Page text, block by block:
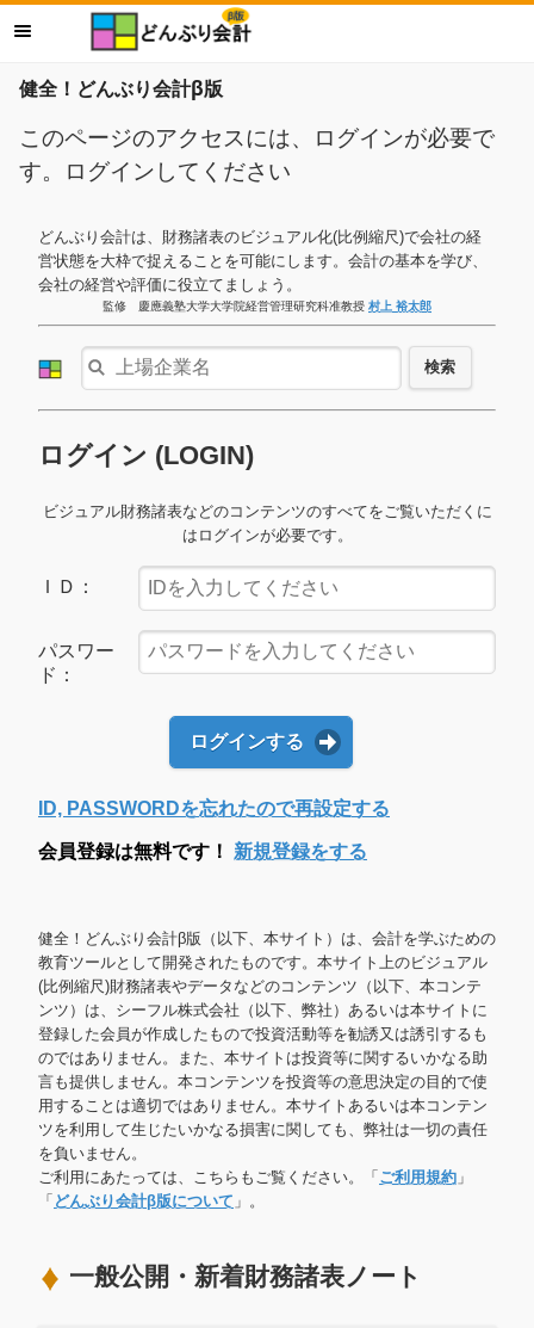
健全！どんぶり会計β版
このページのアクセスには、ログインが必要で
す。ログインしてください
どんぶり会計は、財務諸表のビジュアル化(比例縮尺)で会社の経
営状態を大枠で捉えることを可能にします。会計の基本を学び、
会社の経営や評価に役立てましょう。
監修 慶應義塾大学大学院経営管理研究科准教授 村上 裕太郎
検索
ログイン (LOGIN)
ビジュアル財務諸表などのコンテンツのすべてをご覧いただくに
はログインが必要です。
ＩＤ：
パスワー
ド：
ログインする
ID, PASSWORDを忘れたので再設定する
会員登録は無料です！ 新規登録をする
健全！どんぶり会計β版（以下、本サイト）は、会計を学ぶための
教育ツールとして開発されたものです。本サイト上のビジュアル
(比例縮尺)財務諸表やデータなどのコンテンツ（以下、本コンテ
ンツ）は、シーフル株式会社（以下、弊社）あるいは本サイトに
登録した会員が作成したもので投資活動等を勧誘又は誘引するも
のではありません。また、本サイトは投資等に関するいかなる助
言も提供しません。本コンテンツを投資等の意思決定の目的で使
用することは適切ではありません。本サイトあるいは本コンテン
ツを利用して生じたいかなる損害に関しても、弊社は一切の責任
を負いません。
ご利用にあたっては、こちらもご覧ください。「 ご利用規約 」
「 どんぶり会計β版について 」。
一般公開・新着財務諸表ノート